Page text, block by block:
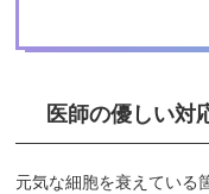
医師の優しい対
元気な細胞を衰えている